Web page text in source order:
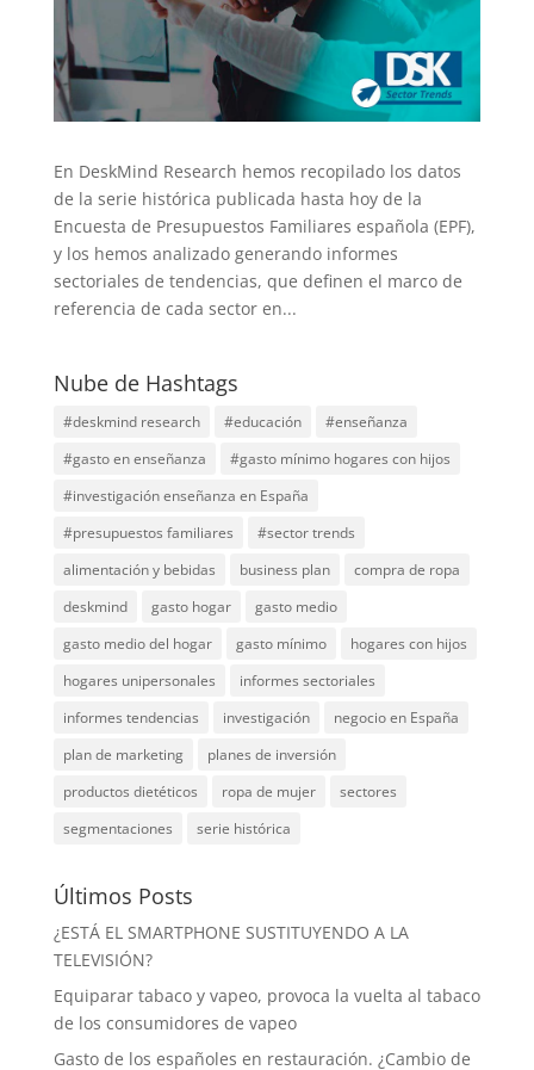
En DeskMind Research hemos recopilado los datos
de la serie histórica publicada hasta hoy de la
Encuesta de Presupuestos Familiares española (EPF),
y los hemos analizado generando informes
sectoriales de tendencias, que definen el marco de
referencia de cada sector en...
Nube de Hashtags
#deskmind research #educación
#enseñanza
#gasto en enseñanza
#gasto mínimo hogares con hijos
#investigación enseñanza en España
#presupuestos familiares
#sector trends
alimentación y bebidas
business plan
compra de ropa
deskmind
gasto hogar
gasto medio
gasto medio del hogar
gasto mínimo
hogares con hijos
hogares unipersonales
informes sectoriales
informes tendencias
investigación
negocio en España
plan de marketing
planes de inversión
productos dietéticos
ropa de mujer
sectores
segmentaciones
serie histórica
Últimos Posts
¿ESTÁ EL SMARTPHONE SUSTITUYENDO A LA
TELEVISIÓN?
Equiparar tabaco y vapeo, provoca la vuelta al tabaco
de los consumidores de vapeo
Gasto de los españoles en restauración. ¿Cambio de